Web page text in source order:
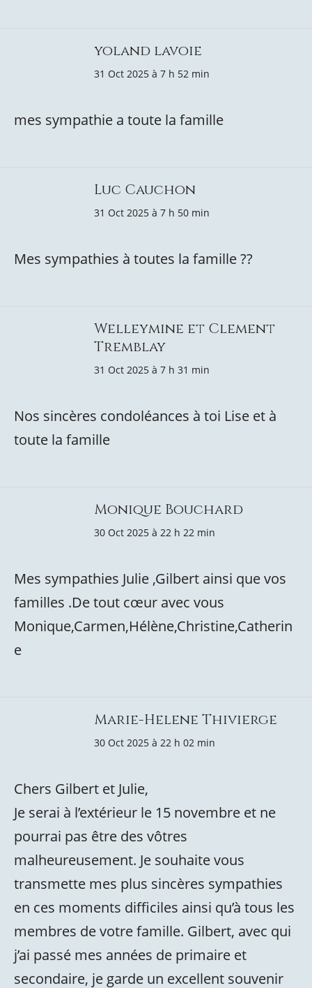
yoland lavoie
31 Oct 2025 à 7 h 52 min
mes sympathie a toute la famille
Luc Cauchon
31 Oct 2025 à 7 h 50 min
Mes sympathies à toutes la famille ??
Welleymine et Clement
Tremblay
31 Oct 2025 à 7 h 31 min
Nos sincères condoléances à toi Lise et à
toute la famille
Monique Bouchard
30 Oct 2025 à 22 h 22 min
Mes sympathies Julie ,Gilbert ainsi que vos
familles .De tout cœur avec vous
Monique,Carmen,Hélène,Christine,Catherin
e
Marie-Helene Thivierge
30 Oct 2025 à 22 h 02 min
Chers Gilbert et Julie,
Je serai à l’extérieur le 15 novembre et ne
pourrai pas être des vôtres
malheureusement. Je souhaite vous
transmette mes plus sincères sympathies
en ces moments difficiles ainsi qu’à tous les
membres de votre famille. Gilbert, avec qui
j’ai passé mes années de primaire et
secondaire, je garde un excellent souvenir